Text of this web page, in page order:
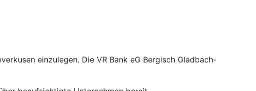
einzulegen. Die VR Bank eG Bergisch Gladbach-